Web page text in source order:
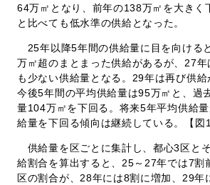
64万㎡となり、前年の138万㎡を大きく
と比べても低水準の供給となった。
25年以降5年間の供給量に目を向ける
万㎡超のまとまった供給があるが、27
も少ない供給量となる。29年は再び供給
今後5年間の平均供給量は95万㎡と、過
量104万㎡を下回る。将来5年平均供給
給量を下回る傾向は継続している。【図
供給量を区ごとに集計し、都心3区と
給割合を算出すると、25～27年では7割
区の割合が、28年には8割に増加、29年